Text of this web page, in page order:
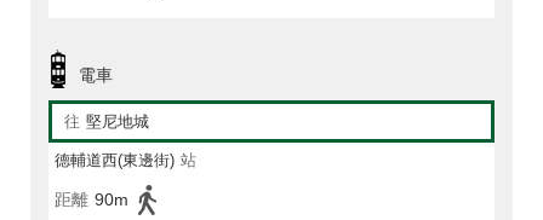
電車
往 堅尼地城
德輔道西(東邊街) 站
距離 90m